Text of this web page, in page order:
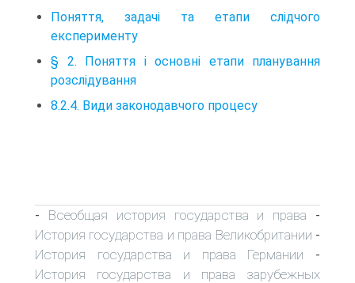
Поняття, задачі та етапи слідчого
експерименту
§ 2. Поняття і основні етапи планування
розслідування
8.2.4. Види законодавчого процесу
- Всеобщая история государства и права -
История государства и права Великобритании -
История государства и права Германии -
История государства и права зарубежных